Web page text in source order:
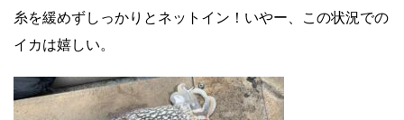
糸を緩めずしっかりとネットイン！いやー、この状況での
イカは嬉しい。